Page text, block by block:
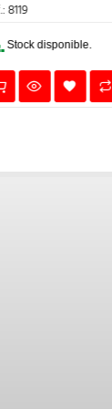
8119
Stock disponible.